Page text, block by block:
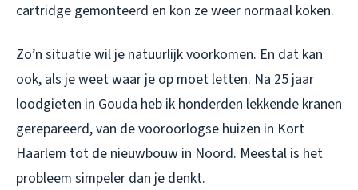
cartridge gemonteerd en kon ze weer normaal koken.
Zo’n situatie wil je natuurlijk voorkomen. En dat kan
ook, als je weet waar je op moet letten. Na 25 jaar
loodgieten in Gouda heb ik honderden lekkende kranen
gerepareerd, van de vooroorlogse huizen in Kort
Haarlem tot de nieuwbouw in Noord. Meestal is het
probleem simpeler dan je denkt.